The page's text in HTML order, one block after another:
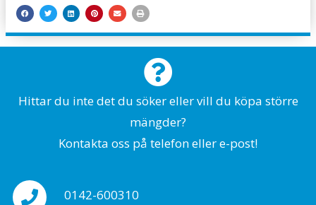
Hittar du inte det du söker eller vill du köpa större
mängder?
Kontakta oss på telefon eller e-post!
0142-600310